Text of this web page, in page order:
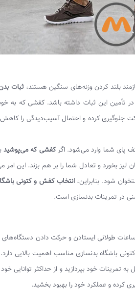
بلند کردن وزنه‌های سنگین هستند،ثبات
این ثبات داشته باشد. کفشی که به
جلوگیری کرده و احتمال آسیب‌دیدگی را
کف پای شما وارد می‌شود. اگرکفشی که می‌پوشید
بخورد و تعادل شما را بر هم بزند. این امر
شود. بنابراین،انتخاب کفش و کتونی
در تمرینات بدنسازی است.
طولانی ایستادن و حرکت دادن دستگاه‌های
باشگاه بدنسازی مناسب اهمیت بالایی
خود بپردازید و از حداکثر توانایی
کرده و عملکرد خود را بهبود بخشید.